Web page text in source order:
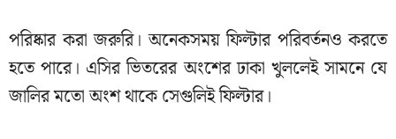
পরিষ্কার করা জরুরি। অনেকসময় ফিল্টার পরিবর্তনও করতে
হতে পারে। এসির ভিতরের অংশের ঢাকা খুললেই সামনে যে
জালির মতো অংশ থাকে সেগুলিই ফিল্টার।